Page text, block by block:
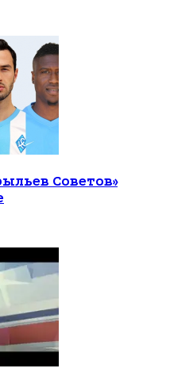
Советов»